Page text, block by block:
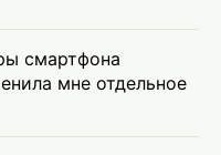
смартфона
мне отдельное